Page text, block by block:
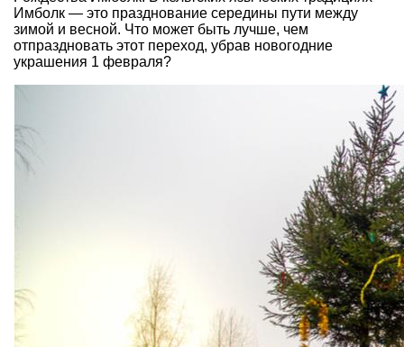
Имболк — это празднование середины пути между
зимой и весной. Что может быть лучше, чем
отпраздновать этот переход, убрав новогодние
украшения 1 февраля?